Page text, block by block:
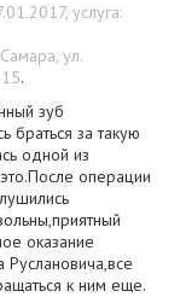
, услуга:
Самара, ул.
.
зуб
браться за такую
одной из
операции
оказание
к ним еще.